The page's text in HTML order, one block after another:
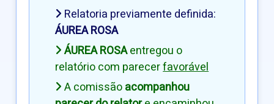
Relatoria previamente definida:
ÁUREA ROSA
ÁUREA ROSAentregou o
relatório com parecerfavorável
A comissãoacompanhou